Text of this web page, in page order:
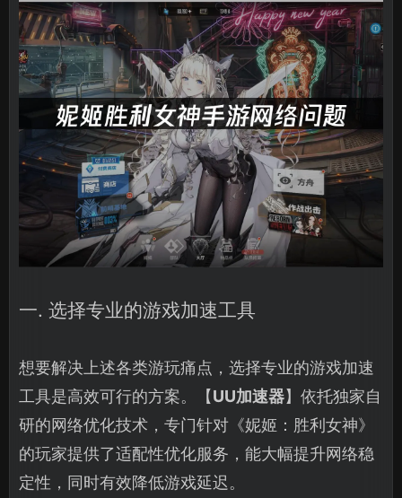
一. 选择专业的游戏加速工具
想要解决上述各类游玩痛点，选择专业的游戏加速
工具是高效可行的方案。【UU加速器】依托独家自
研的网络优化技术，专门针对《妮姬：胜利女神》
的玩家提供了适配性优化服务，能大幅提升网络稳
定性，同时有效降低游戏延迟。